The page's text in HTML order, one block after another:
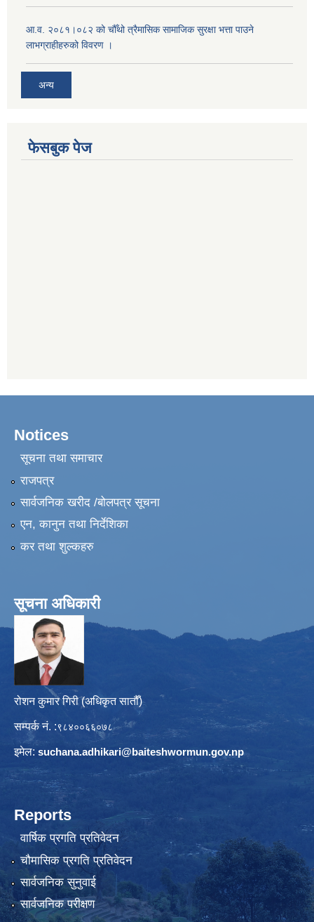
आ.व. २०८१।०८२ को चौँथो त्रैमासिक सामाजिक सुरक्षा भत्ता पाउने
लाभग्राहीहरुको विवरण ।
अन्य
फेसबुक पेज
Notices
सूचना तथा समाचार
राजपत्र
सार्वजनिक खरीद /बोलपत्र सूचना
एन, कानुन तथा निर्देशिका
कर तथा शुल्कहरु
सूचना अधिकारी
रोशन कुमार गिरी (अधिकृत सातौँ)
सम्पर्क नं. :९८४००६६०७८
इमेल: suchana.adhikari@baiteshwormun.gov.np
Reports
वार्षिक प्रगति प्रतिवेदन
चौमासिक प्रगति प्रतिवेदन
सार्वजनिक सुनुवाई
सार्वजनिक परीक्षण